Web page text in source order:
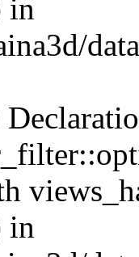
in
in